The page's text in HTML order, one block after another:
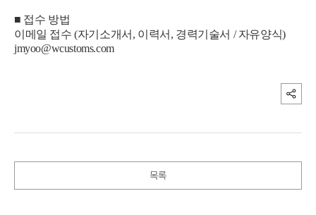
■ 접수 방법
이메일 접수 (자기소개서, 이력서, 경력기술서 / 자유양식)
jmyoo@wcustoms.com
목록